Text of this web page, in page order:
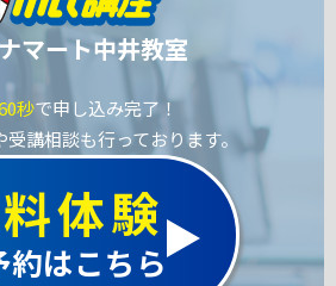
マート中井教室
秒で申し込み完了！
講相談も行っております。
体験
約はこちら